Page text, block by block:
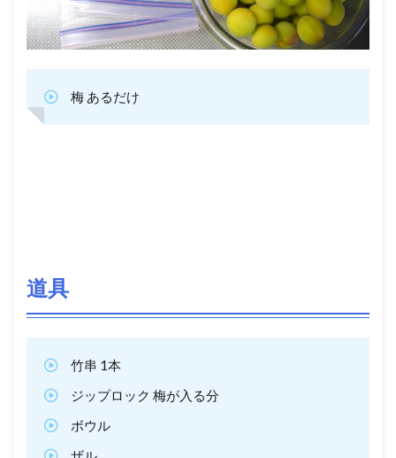
梅 あるだけ
道具
竹串 1本
ジップロック 梅が入る分
ボウル